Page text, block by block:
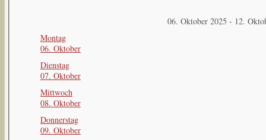
06. Oktober 2025 - 12.
Montag
06. Oktober
Dienstag
07. Oktober
Mittwoch
08. Oktober
Donnerstag
09. Oktober